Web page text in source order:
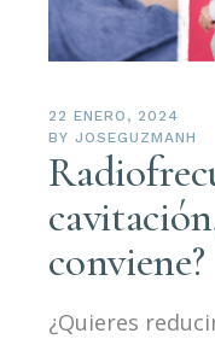
22 ENERO, 2024
BY JOSEGUZMANH
conviene?
¿Quieres